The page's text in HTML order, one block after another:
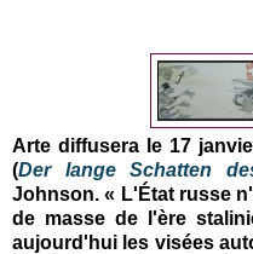
Arte diffusera le 17
(Der lange Schatten
Johnson. « L'État russe
de masse de l'ère
aujourd'hui les visées